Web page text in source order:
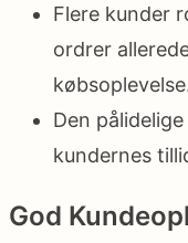
Flere kunder
ordrer
Den
kundernes
God